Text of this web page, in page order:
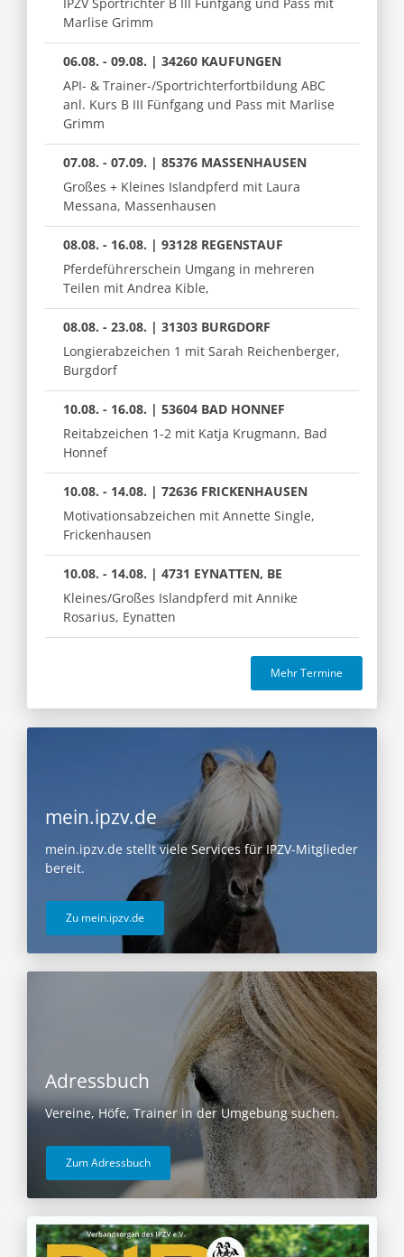
Marlise Grimm
06.08. - 09.08. | 34260 KAUFUNGEN
API- & Trainer-/Sportrichterfortbildung ABC
anl. Kurs B III Fünfgang und Pass mit Marlise
Grimm
07.08. - 07.09. | 85376 MASSENHAUSEN
Großes + Kleines Islandpferd mit Laura
Messana, Massenhausen
08.08. - 16.08. | 93128 REGENSTAUF
Pferdeführerschein Umgang in mehreren
Teilen mit Andrea Kible,
08.08. - 23.08. | 31303 BURGDORF
Longierabzeichen 1 mit Sarah Reichenberger,
Burgdorf
10.08. - 16.08. | 53604 BAD HONNEF
Reitabzeichen 1-2 mit Katja Krugmann, Bad
Honnef
10.08. - 14.08. | 72636 FRICKENHAUSEN
Motivationsabzeichen mit Annette Single,
Frickenhausen
10.08. - 14.08. | 4731 EYNATTEN, BE
Kleines/Großes Islandpferd mit Annike
Rosarius, Eynatten
Mehr Termine
mein.ipzv.de
mein.ipzv.de stellt viele Services für IPZV-Mitglieder
bereit.
Zu mein.ipzv.de
Adressbuch
Vereine, Höfe, Trainer in der Umgebung suchen.
Zum Adressbuch